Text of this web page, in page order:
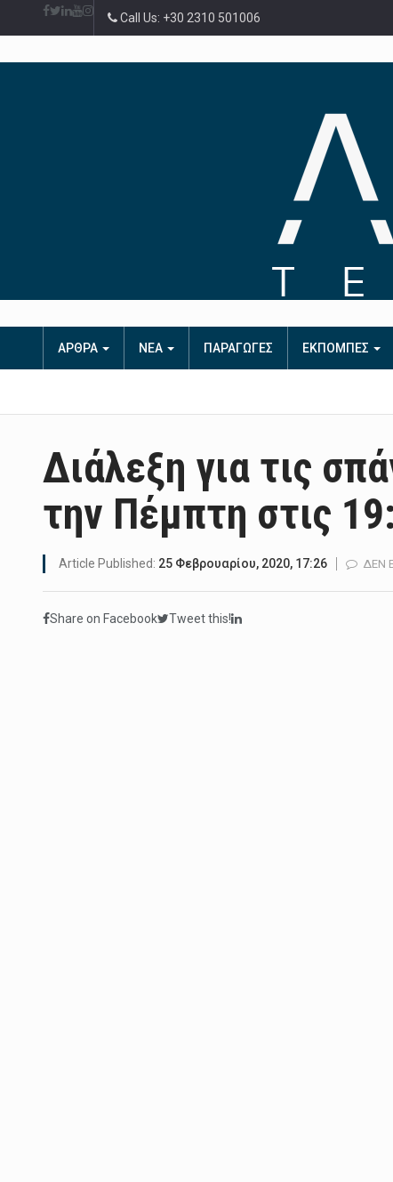
Call Us: +30 2310 501006
ΑΡΘΡΑ ΝΕΑ ΠΑΡΑΓΩΓΕΣ ΕΚΠΟΜΠΕΣ
Διάλεξη για τις
την Πέμπτη στις
Article Published: 25 Φεβρουαρίου, 2020, 17:26 ΔΕΝ
Share on Facebook Tweet this!